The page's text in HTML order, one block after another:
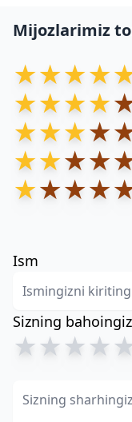
Mijozlarimiz
★★★★
★★★★
★★★★
★★★★
★★★★
Ism
Sizning bahoingiz
★★★★